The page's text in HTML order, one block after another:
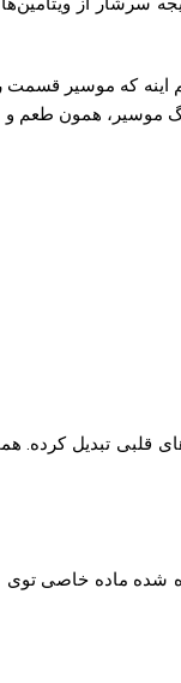
که موسیر قسمت
برگ موسیر، همون
قلبی تبدیل کرده.
شده ماده خاصی